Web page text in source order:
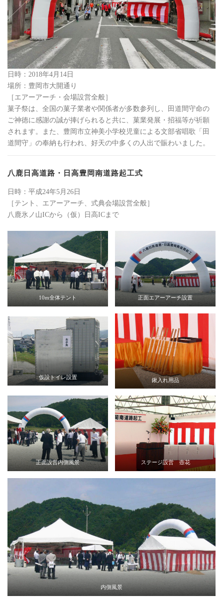
日時：2018年4月14日
場所：豊岡市大開通り
［エアーアーチ・会場設営全般］
菓子祭は、全国の菓子業者や関係者が多数参列し、田道間守命の
ご神徳に感謝の誠が捧げられると共に、菓業発展・招福等が祈願
されます。また、豊岡市立神美小学校児童による文部省唱歌「田
道間守」の奉納も行われ、好天の中多くの人出で賑わいました。
八鹿日高道路・日高豊岡南道路起工式
日時：平成24年5月26日
［テント、エアーアーチ、式典会場設営全般］
八鹿氷ノ山ICから（仮）日高ICまで
10m全体テント 正面エアーアーチ設置
仮設トイレ設置
鍬入れ用品
正面設営内側風景 ステージ設営 壺花
内側風景